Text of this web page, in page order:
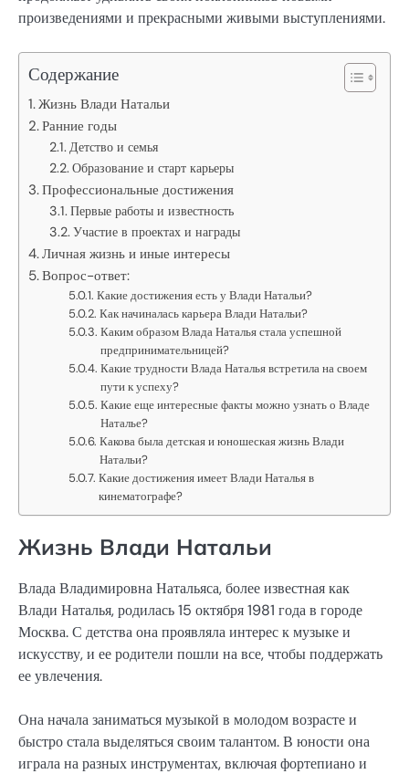
произведениями и прекрасными живыми выступлениями.
Содержание
Жизнь Влади Натальи
Ранние годы
Детство и семья
Образование и старт карьеры
Профессиональные достижения
Первые работы и известность
Участие в проектах и награды
Личная жизнь и иные интересы
Вопрос-ответ:
Какие достижения есть у Влади Натальи?
Как начиналась карьера Влади Натальи?
Каким образом Влада Наталья стала успешной
предпринимательницей?
Какие трудности Влада Наталья встретила на своем
пути к успеху?
Какие еще интересные факты можно узнать о Владе
Наталье?
Какова была детская и юношеская жизнь Влади
Натальи?
Какие достижения имеет Влади Наталья в
кинематографе?
Жизнь Влади Натальи
Влада Владимировна Натальяса, более известная как
Влади Наталья, родилась 15 октября 1981 года в городе
Москва. С детства она проявляла интерес к музыке и
искусству, и ее родители пошли на все, чтобы поддержать
ее увлечения.
Она начала заниматься музыкой в молодом возрасте и
быстро стала выделяться своим талантом. В юности она
играла на разных инструментах, включая фортепиано и